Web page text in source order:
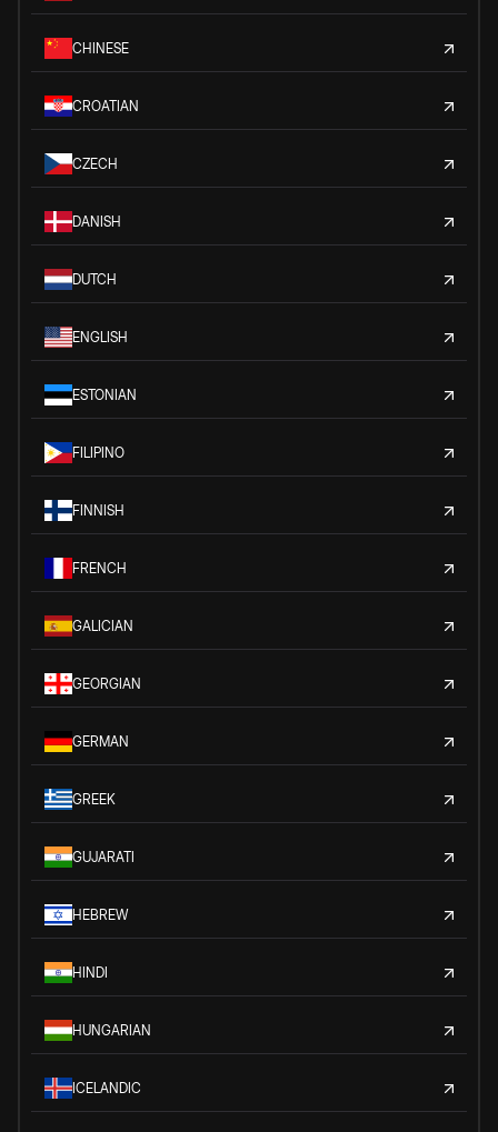
CHINESE
CROATIAN
CZECH
DANISH
DUTCH
ENGLISH
ESTONIAN
FILIPINO
FINNISH
FRENCH
GALICIAN
GEORGIAN
GERMAN
GREEK
GUJARATI
HEBREW
HINDI
HUNGARIAN
ICELANDIC